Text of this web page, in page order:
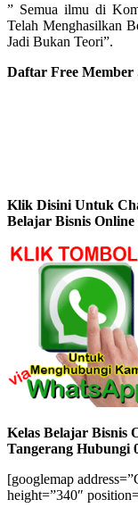
” Semua ilmu di
Telah Menghasilkan
Jadi Bukan Teori”.
Daftar Free Member
Klik Disini Untuk
Belajar Bisnis
Kelas Belajar Bisnis
Tangerang Hubungi
[googlemap
height=”340″